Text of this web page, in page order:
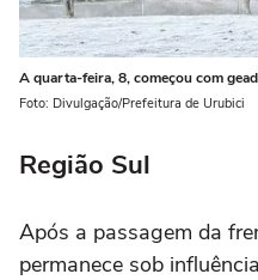
A quarta-feira, 8, começou com
Foto: Divulgação/Prefeitura de Urubici
Região Sul
Após a passagem da
permanece sob